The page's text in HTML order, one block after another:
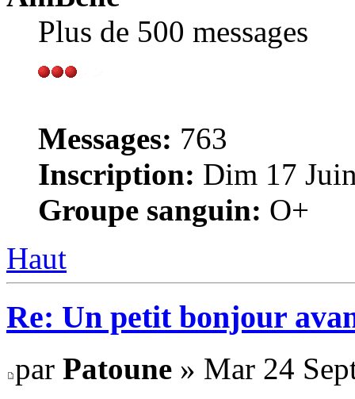
Plus de 500 messages
Messages: 763
Inscription: Dim 17
Groupe sanguin: O+
Haut
Re: Un petit bonjour
par Patoune » Mar 24